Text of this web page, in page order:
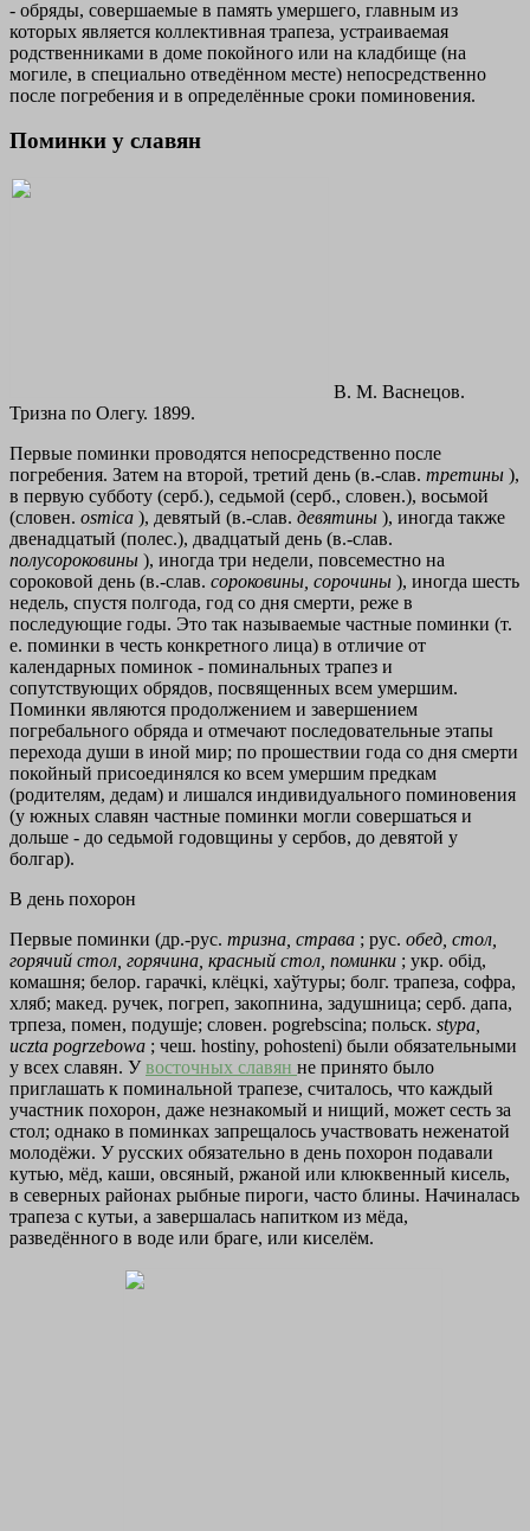
- обряды, совершаемые в память умершего, главным из
которых является коллективная трапеза, устраиваемая
родственниками в доме покойного или на кладбище (на
могиле, в специально отведённом месте) непосредственно
после погребения и в определённые сроки поминовения.
Поминки у славян
В. М. Васнецов.
Тризна по Олегу. 1899.
Первые поминки проводятся непосредственно после
погребения. Затем на второй, третий день (в.-слав. третины ),
в первую субботу (серб.), седьмой (серб., словен.), восьмой
(словен. osmica ), девятый (в.-слав. девятины ), иногда также
двенадцатый (полес.), двадцатый день (в.-слав.
полусороковины ), иногда три недели, повсеместно на
сороковой день (в.-слав. сороковины, сорочины ), иногда шесть
недель, спустя полгода, год со дня смерти, реже в
последующие годы. Это так называемые частные поминки (т.
е. поминки в честь конкретного лица) в отличие от
календарных поминок - поминальных трапез и
сопутствующих обрядов, посвященных всем умершим.
Поминки являются продолжением и завершением
погребального обряда и отмечают последовательные этапы
перехода души в иной мир; по прошествии года со дня смерти
покойный присоединялся ко всем умершим предкам
(родителям, дедам) и лишался индивидуального поминовения
(у южных славян частные поминки могли совершаться и
дольше - до седьмой годовщины у сербов, до девятой у
болгар).
В день похорон
Первые поминки (др.-рус. тризна, страва ; рус. обед, стол,
горячий стол, горячина, красный стол, поминки ; укр. обід,
комашня; белор. гарачкі, клёцкі, хаўтуры; болг. трапеза, софра,
хляб; макед. ручек, погреп, закопнина, задушница; серб. дапа,
трпеза, помен, подушjе; словен. pogrebscina; польск. stypa,
uczta pogrzebowa ; чеш. hostiny, pohosteni) были обязательными
у всех славян. Увосточных славян не принято было
приглашать к поминальной трапезе, считалось, что каждый
участник похорон, даже незнакомый и нищий, может сесть за
стол; однако в поминках запрещалось участвовать неженатой
молодёжи. У русских обязательно в день похорон подавали
кутью, мёд, каши, овсяный, ржаной или клюквенный кисель,
в северных районах рыбные пироги, часто блины. Начиналась
трапеза с кутьи, а завершалась напитком из мёда,
разведённого в воде или браге, или киселём.